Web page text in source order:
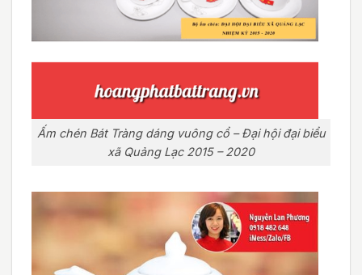
Ấm chén Bát Tràng dáng vuông cổ – Đại hội đại biểu
xã Quảng Lạc 2015 – 2020